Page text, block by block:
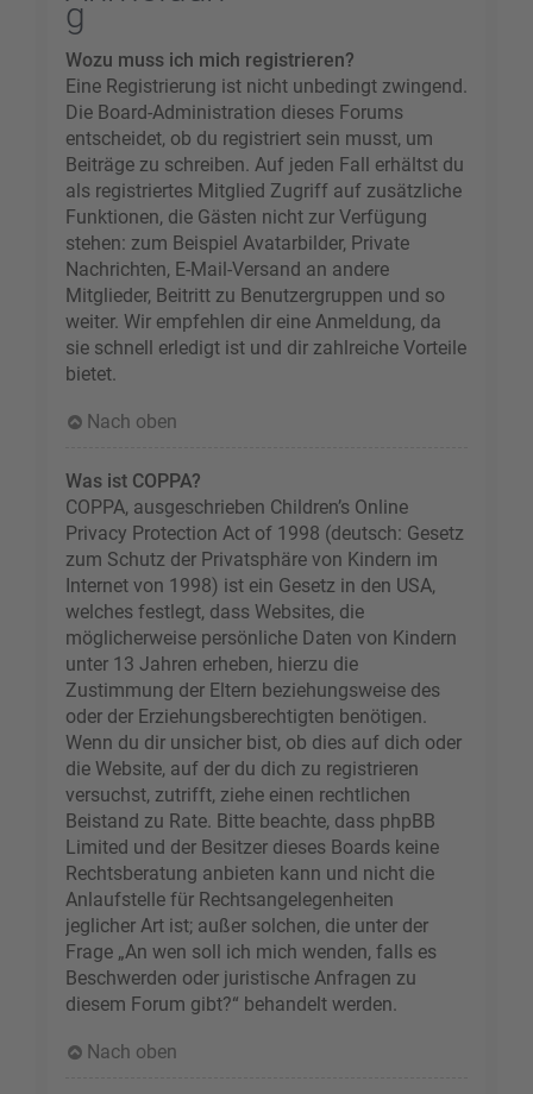
g
Wozu muss ich mich registrieren?
Eine Registrierung ist nicht unbedingt zwingend.
Die Board-Administration dieses Forums
entscheidet, ob du registriert sein musst, um
Beiträge zu schreiben. Auf jeden Fall erhältst du
als registriertes Mitglied Zugriff auf zusätzliche
Funktionen, die Gästen nicht zur Verfügung
stehen: zum Beispiel Avatarbilder, Private
Nachrichten, E-Mail-Versand an andere
Mitglieder, Beitritt zu Benutzergruppen und so
weiter. Wir empfehlen dir eine Anmeldung, da
sie schnell erledigt ist und dir zahlreiche Vorteile
bietet.
Nach oben
Was ist COPPA?
COPPA, ausgeschrieben Children’s Online
Privacy Protection Act of 1998 (deutsch: Gesetz
zum Schutz der Privatsphäre von Kindern im
Internet von 1998) ist ein Gesetz in den USA,
welches festlegt, dass Websites, die
möglicherweise persönliche Daten von Kindern
unter 13 Jahren erheben, hierzu die
Zustimmung der Eltern beziehungsweise des
oder der Erziehungsberechtigten benötigen.
Wenn du dir unsicher bist, ob dies auf dich oder
die Website, auf der du dich zu registrieren
versuchst, zutrifft, ziehe einen rechtlichen
Beistand zu Rate. Bitte beachte, dass phpBB
Limited und der Besitzer dieses Boards keine
Rechtsberatung anbieten kann und nicht die
Anlaufstelle für Rechtsangelegenheiten
jeglicher Art ist; außer solchen, die unter der
Frage „An wen soll ich mich wenden, falls es
Beschwerden oder juristische Anfragen zu
diesem Forum gibt?“ behandelt werden.
Nach oben